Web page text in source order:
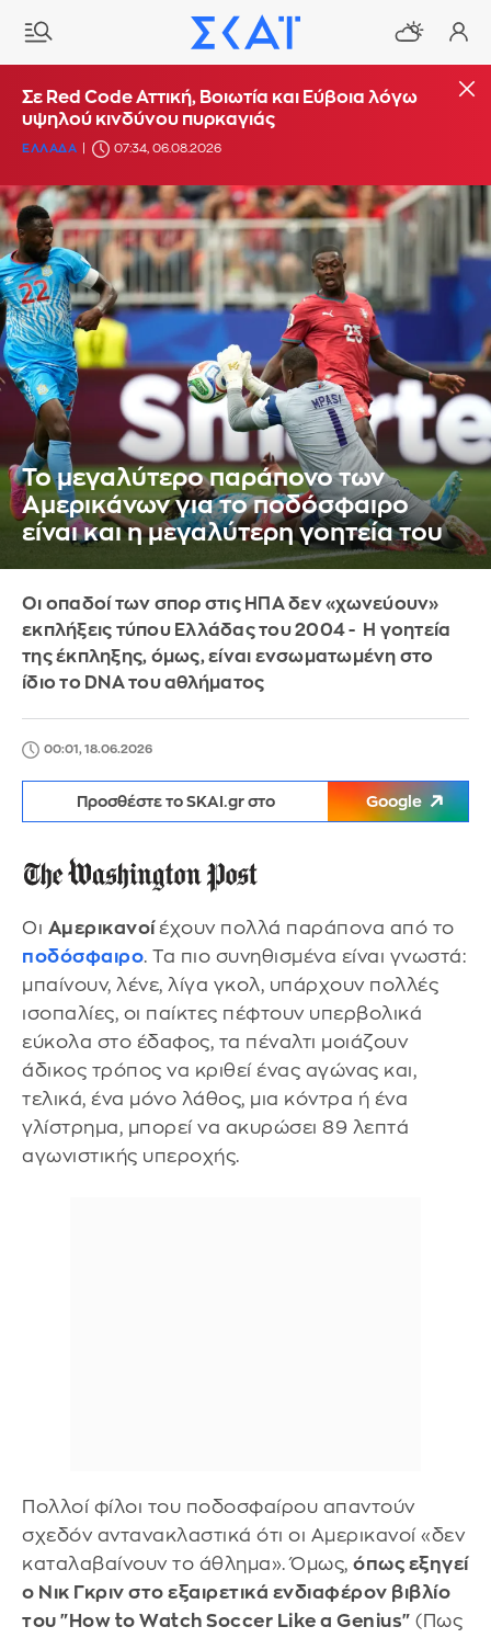
Σε Red Code Αττική, Βοιωτία και Εύβοια λόγω
υψηλού κινδύνου πυρκαγιάς
ΕΛΛΑΔΑ 07:34, 06.08.2026
Το μεγαλύτερο παράπονο των
Αμερικάνων για το ποδόσφαιρο
είναι και η μεγαλύτερη γοητεία του
Οι οπαδοί των σπορ στις ΗΠΑ δεν «χωνεύουν»
εκπλήξεις τύπου Ελλάδας του 2004 - Η γοητεία
της έκπληξης, όμως, είναι ενσωματωμένη στο
ίδιο το DNA του αθλήματος
00:01, 18.06.2026
Προσθέστε το SKAI.gr στο Google
Οι Αμερικανοίέχουν πολλά παράπονα από το
ποδόσφαιρο. Τα πιο συνηθισμένα είναι γνωστά:
μπαίνουν, λένε, λίγα γκολ, υπάρχουν πολλές
ισοπαλίες, οι παίκτες πέφτουν υπερβολικά
εύκολα στο έδαφος, τα πέναλτι μοιάζουν
άδικος τρόπος να κριθεί ένας αγώνας και,
τελικά, ένα μόνο λάθος, μια κόντρα ή ένα
γλίστρημα, μπορεί να ακυρώσει 89 λεπτά
αγωνιστικής υπεροχής.
Πολλοί φίλοι του ποδοσφαίρου απαντούν
σχεδόν αντανακλαστικά ότι οι Αμερικανοί «δεν
καταλαβαίνουν το άθλημα». Όμως, όπως εξηγεί
ο Νικ Γκριν στο εξαιρετικά ενδιαφέρον βιβλίο
του "How to Watch Soccer Like a Genius" (Πως